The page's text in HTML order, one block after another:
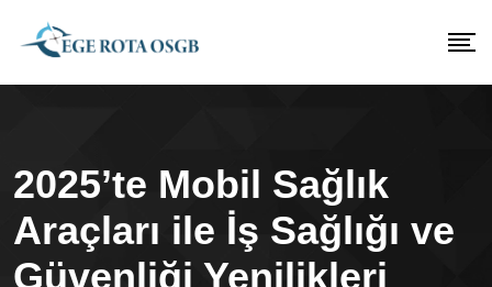
2025’te Mobil Sağlık
Araçları ile İş Sağlığı ve
Güvenliği Yenilikleri